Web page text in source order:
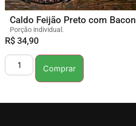
Caldo Feijão Preto com Bacon
Porção individual.
R$ 34,90
Comprar